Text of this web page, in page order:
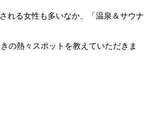
れる女性も多いなか、「温泉＆サウナ
の熱々スポットを教えていただきま